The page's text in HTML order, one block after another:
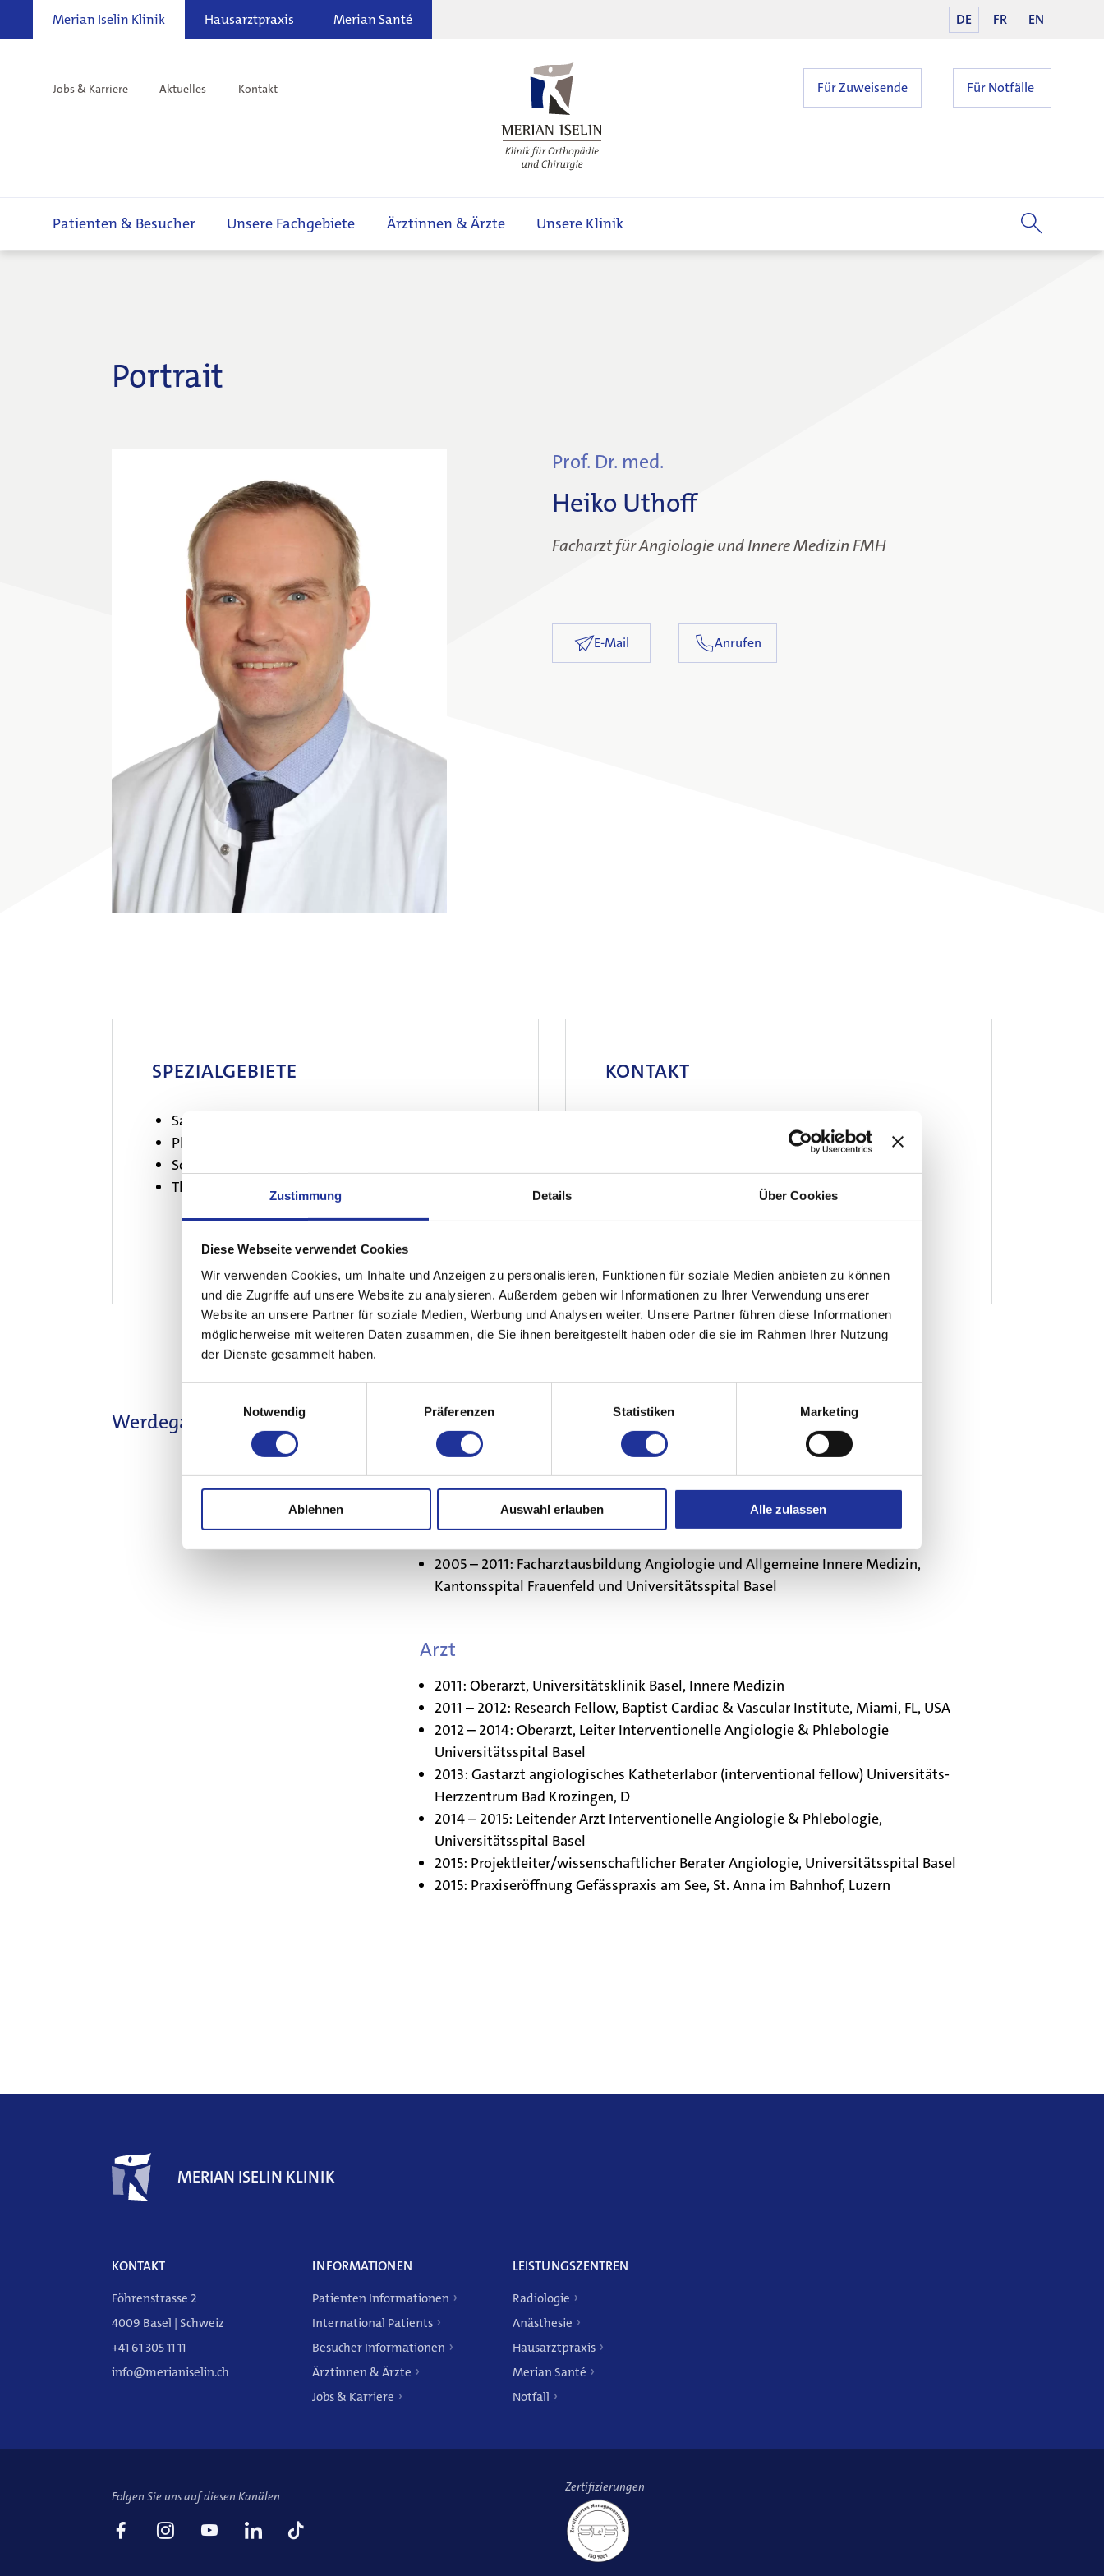
Zustimmung Details Über Cookies
Diese Webseite verwendet Cookies
Wir verwenden Cookies, um Inhalte und Anzeigen zu personalisieren, Funktionen für soziale Medien anbieten zu können
und die Zugriffe auf unsere Website zu analysieren. Außerdem geben wir Informationen zu Ihrer Verwendung unserer
Website an unsere Partner für soziale Medien, Werbung und Analysen weiter. Unsere Partner führen diese Informationen
möglicherweise mit weiteren Daten zusammen, die Sie ihnen bereitgestellt haben oder die sie im Rahmen Ihrer Nutzung
der Dienste gesammelt haben.
Notwendig
Präferenzen Statistiken Marketing
Ablehnen Auswahl erlauben Alle zulassen
Merian Iselin Klinik Hausarztpraxis Merian Santé DE FR EN
Jobs & Karriere Aktuelles Kontakt Für Zuweisende Für Notfälle
Patienten & Besucher Unsere Fachgebiete Ärztinnen & Ärzte Unsere Klinik
Portrait
Prof. Dr. med.
Heiko Uthoff
Facharzt für Angiologie und Innere Medizin FMH
E-Mail Anrufen
SPEZIALGEBIETE
Sachkunde für dosisintensive Untersuchungen
Phlebologie (SGP/USGG)
Sonographie (SGUM/SSUM)
Therapeutische Eingriffe in der Angiologie (USGG)
KONTAKT
www.gefaesspraxis-am-see.ch
Weitere
Werdegang Studium
Assistenzarzt
2005 – 2011: Facharztausbildung Angiologie und Allgemeine Innere Medizin,
Kantonsspital Frauenfeld und Universitätsspital Basel
Arzt
2011: Oberarzt, Universitätsklinik Basel, Innere Medizin
2011 – 2012: Research Fellow, Baptist Cardiac & Vascular Institute, Miami, FL, USA
2012 – 2014: Oberarzt, Leiter Interventionelle Angiologie & Phlebologie
Universitätsspital Basel
2013: Gastarzt angiologisches Katheterlabor (interventional fellow) Universitäts-
Herzzentrum Bad Krozingen, D
2014 – 2015: Leitender Arzt Interventionelle Angiologie & Phlebologie,
Universitätsspital Basel
2015: Projektleiter/wissenschaftlicher Berater Angiologie, Universitätsspital Basel
2015: Praxiseröffnung Gefässpraxis am See, St. Anna im Bahnhof, Luzern
MERIAN ISELIN KLINIK
KONTAKT
Föhrenstrasse 2
4009 Basel | Schweiz
+41 61 305 11 11
info@merianiselin.ch
INFORMATIONEN
Patienten Informationen
International Patients
Besucher Informationen
Ärztinnen & Ärzte
Jobs & Karriere
LEISTUNGSZENTREN
Radiologie
Anästhesie
Hausarztpraxis
Merian Santé
Notfall
Folgen Sie uns auf diesen Kanälen
Zertifizierungen